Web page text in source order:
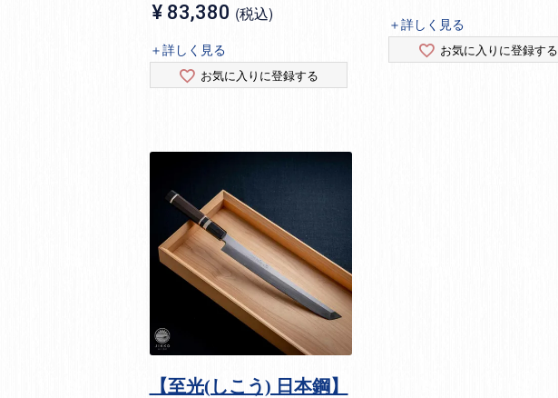
¥ 83,380 税込
＋詳しく見る
お気に入りに登録する
＋詳しく見る
お気に入りに登録する
【至光(しこう) 日本鋼】